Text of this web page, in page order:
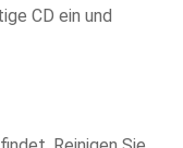
CD ein und